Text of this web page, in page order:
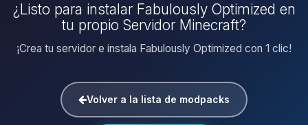
¿Listo para instalar Fabulously Optimized en
tu propio Servidor Minecraft?
¡Crea tu servidor e instala Fabulously Optimized con 1 clic!
Volver a la lista de modpacks